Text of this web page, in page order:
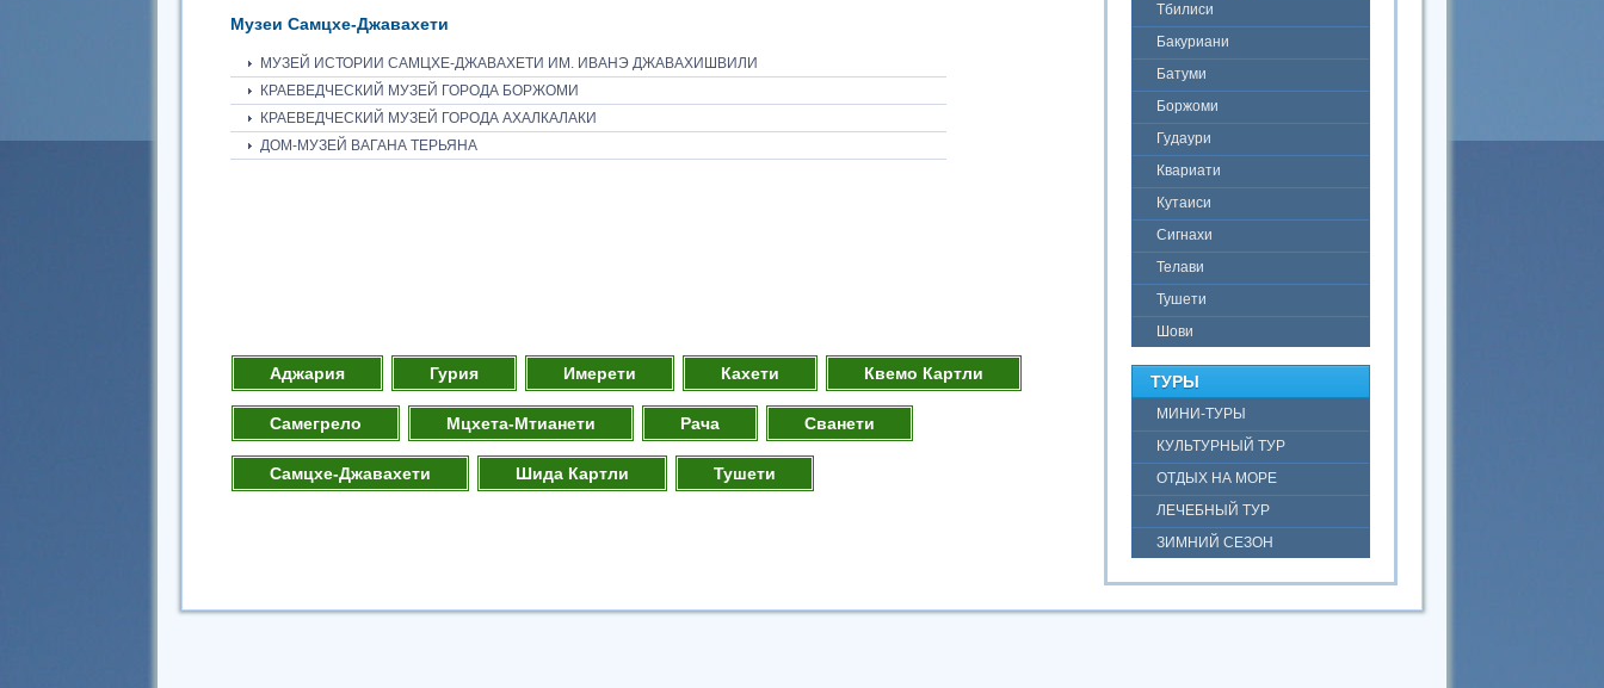
Тбилиси
Бакуриани
Батуми
Боржоми
Гудаури
Квариати
Кутаиси
Сигнахи
Телави
Тушети
Шови
ТУРЫ
МИНИ-ТУРЫ
КУЛЬТУРНЫЙ ТУР
ОТДЫХ НА МОРЕ
ЛЕЧЕБНЫЙ ТУР
ЗИМНИЙ СЕЗОН
Музеи Самцхе-Джавахети
МУЗЕЙ ИСТОРИИ САМЦХЕ-ДЖАВАХЕТИ ИМ. ИВАНЭ ДЖАВАХИШВИЛИ
КРАЕВЕДЧЕСКИЙ МУЗЕЙ ГОРОДА БОРЖОМИ
КРАЕВЕДЧЕСКИЙ МУЗЕЙ ГОРОДА АХАЛКАЛАКИ
ДОМ-МУЗЕЙ ВАГАНА ТЕРЬЯНА
Аджария Гурия Имерети Кахети Квемо Картли
Самегрело Мцхета-Мтианети Рача Сванети
Самцхе-Джавахети Шида Картли Тушети